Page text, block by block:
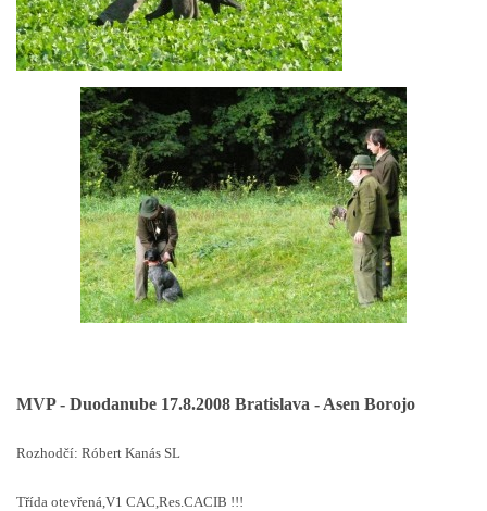
MVP - Duodanube 17.8.2008 Bratislava - Asen Borojo
Rozhodčí: Róbert Kanás SL
Třída otevřená,V1 CAC,Res.CACIB !!!